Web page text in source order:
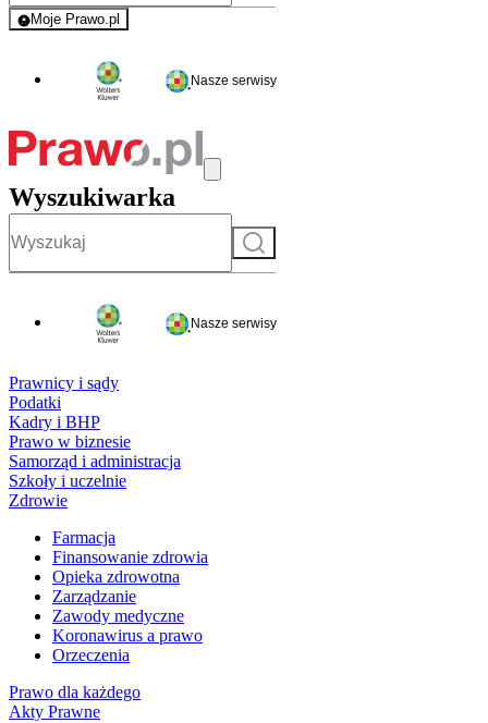
Moje Prawo.pl
- rejestracja i logowanie do serwisu
Nasze serwisy
Wyszukiwarka
Szukaj
Nasze serwisy
Prawnicy i sądy
Podatki
Kadry i BHP
Prawo w biznesie
Samorząd i administracja
Szkoły i uczelnie
Zdrowie
Farmacja
Finansowanie zdrowia
Opieka zdrowotna
Zarządzanie
Zawody medyczne
Koronawirus a prawo
Orzeczenia
Prawo dla każdego
Akty Prawne